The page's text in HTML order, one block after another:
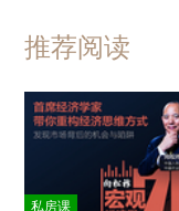
推荐阅读
私房课